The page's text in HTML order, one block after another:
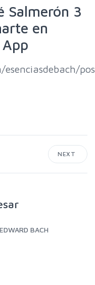
Salmerón 3
en
NEXT
BACH